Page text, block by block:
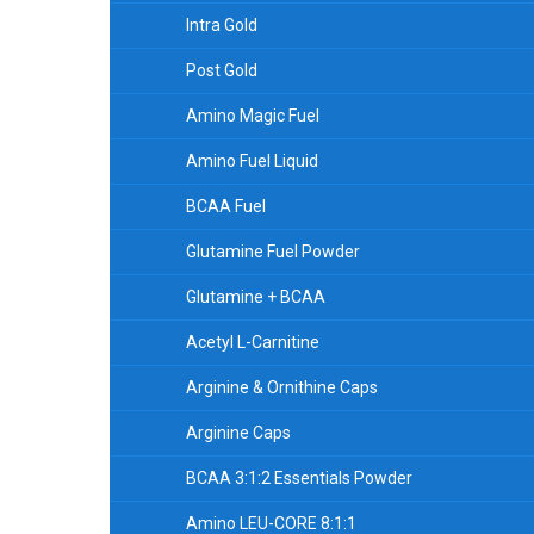
Intra Gold
Post Gold
Amino Magic Fuel
Amino Fuel Liquid
BCAA Fuel
Glutamine Fuel Powder
Glutamine + BCAA
Acetyl L-Carnitine
Arginine & Ornithine Caps
Arginine Caps
BCAA 3:1:2 Essentials Powder
Amino LEU-CORE 8:1:1